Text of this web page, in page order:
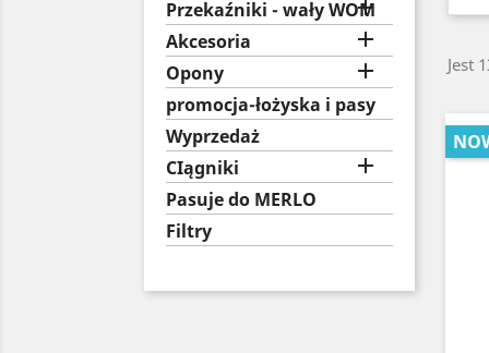
Przekaźniki - wały WOM

Akcesoria 
Opony 
promocja-łożyska i pasy
Wyprzedaż
CIągniki

Pasuje do MERLO
Filtry
Jest